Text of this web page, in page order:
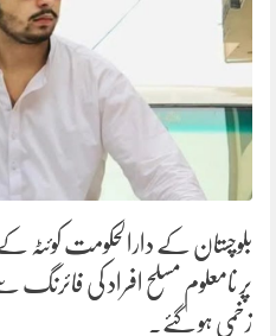
بلوچستان کے دارالحکومت
پر نامعلوم مسلح افراد کی فائرنگ
زخمی ہو گئے۔